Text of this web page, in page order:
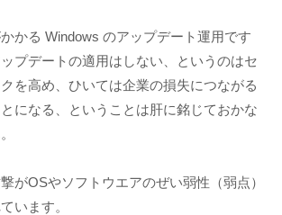
かる Windows のアップデート運用です
プデートの適用はしない、というのはセ
を高め、ひいては企業の損失につながる
になる、ということは肝に銘じておかな
がOSやソフトウエアのぜい弱性（弱点）
います。